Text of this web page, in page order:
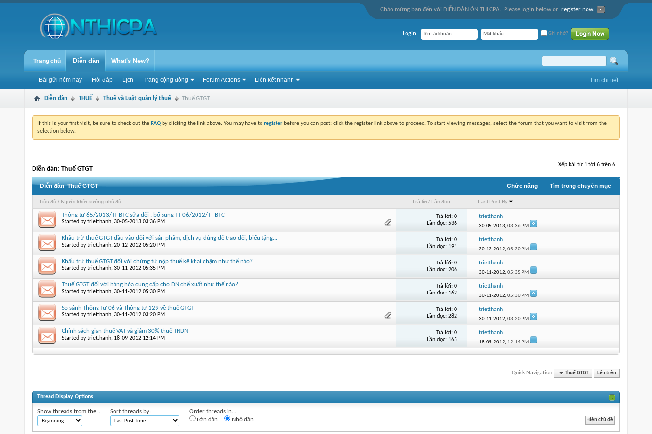
Chào mừng bạn đến với DIỄN ĐÀN ÔN THI CPA.. Please login below or register now.
Login: Ghi nhớ?
Trang chủ Diễn đàn
Bài gửi hôm nay Hỏi đáp Lịch Trang cộng đồng Forum Actions Liên kết nhanh
What's New?
Tìm chi tiết
Diễn đàn THUẾ Thuế và Luật quản lý thuế Thuế GTGT
If this is your first visit, be sure to check out the FAQ by clicking the link above. You may have to register before you can post: click the register link above to proceed. To start viewing messages, select the forum that you want to visit from the
selection below.
Xếp bài từ 1 tới 6 trên 6
Diễn đàn: Thuế GTGT
Diễn đàn:Thuế GTGT Chức năng Tìm trong chuyên mục
Tiêu đề / Người khởi xướng chủ đề Trả lời / Lần đọc Last Post By
Thông tư 65/2013/TT-BTC sửa đổi , bổ sung TT 06/2012/TT-BTC
Started bytrietthanh‎, 30-05-2013 03:36 PM
Trả lời:0
Lần đọc: 536
trietthanh
30-05-2013, 03:36 PM
Khấu trừ thuế GTGT đầu vào đối với sản phẩm, dịch vụ dùng để trao đổi, biếu tặng...
Started bytrietthanh‎, 20-12-2012 05:20 PM
Trả lời:0
Lần đọc: 191
trietthanh
20-12-2012, 05:20 PM
Khấu trừ thuế GTGT đối với chứng từ nộp thuế kê khai chậm như thế nào?
Started bytrietthanh‎, 30-11-2012 05:35 PM
Trả lời:0
Lần đọc: 206
trietthanh
30-11-2012, 05:35 PM
Thuế GTGT đối với hàng hóa cung cấp cho DN chế xuất như thế nào?
Started bytrietthanh‎, 30-11-2012 05:30 PM
Trả lời:0
Lần đọc: 162
trietthanh
30-11-2012, 05:30 PM
So sánh Thông Tư 06 và Thông tư 129 về thuế GTGT
Started bytrietthanh‎, 30-11-2012 03:20 PM
Trả lời:0
Lần đọc: 282
trietthanh
30-11-2012, 03:20 PM
Chính sách giãn thuế VAT và giảm 30% thuế TNDN
Started bytrietthanh‎, 18-09-2012 12:14 PM
Trả lời:0
Lần đọc: 165
trietthanh
18-09-2012, 12:14 PM
Quick Navigation Thuế GTGT Lên trên
Thread Display Options
Show threads from the... Sort threads by:
Order threads in...
Lớn dần
Nhỏ dần